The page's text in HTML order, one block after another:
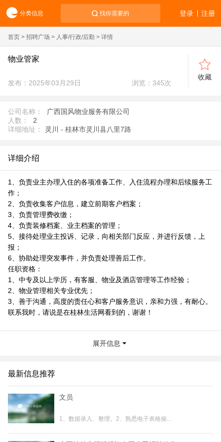
分类信息 找你需要的 注册
登录
首页 > 招聘广场 > 人事/行政/后勤 > 详情
物业管家
发布：2025年03月29日 浏览： 345次
收藏
公司名称：
广西国风物业服务有限公司
人数：
2
详细地址：
灵川 - 桂林市灵川县八里7路
详细介绍
1、负责业主办理入住的各项准备工作、入住流程办理和后续服务工
作；
2、负责收集客户信息，建立前期客户档案；
3、负责管理费收缴；
4、负责装修档案、业主档案的管理；
5、接待处理业主投诉、记录，向相关部门反应，并进行反馈，上
报；
6、协助处理突发事件，并负责处理善后工作。
任职资格：
1、中专及以上学历，有客服、物业及酒店管理等工作经验；
2、物业管理相关专业优先；
3、善于沟通，高度的责任心和客户服务意识，亲和力强，有耐心。
联系我时，请说是在桂林生活网看到的，谢谢！
展开信息
最新信息推荐
文员
1、数据录入、整理。2、熟悉电子表格操...